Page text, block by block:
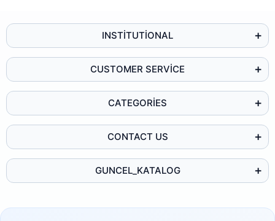
INSTİTUTİONAL
CUSTOMER SERVİCE
CATEGORİES
CONTACT US
GUNCEL_KATALOG